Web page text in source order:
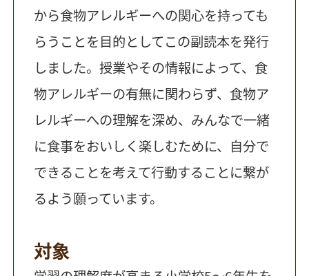
から食物アレルギーへの関心を持っても
らうことを目的としてこの副読本を発行
しました。授業やその情報によって、食
物アレルギーの有無に関わらず、食物ア
レルギーへの理解を深め、みんなで一緒
に食事をおいしく楽しむために、自分で
できることを考えて行動することに繋が
るよう願っています。
対象